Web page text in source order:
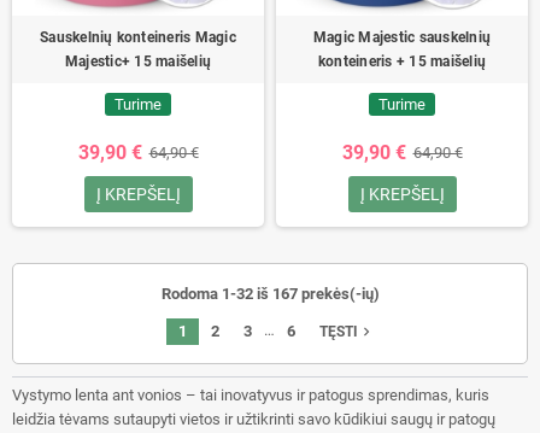
Sauskelnių konteineris Magic
Majestic+ 15 maišelių
Turime
39,90 € 64,90 €
Į KREPŠELĮ
Magic Majestic sauskelnių
konteineris + 15 maišelių
Turime
39,90 € 64,90 €
Į KREPŠELĮ
Rodoma 1-32 iš 167 prekės(-ių)
1 2 3 … 6 TĘSTI navigate_next
Vystymo lenta ant vonios – tai inovatyvus ir patogus sprendimas, kuris
leidžia tėvams sutaupyti vietos ir užtikrinti savo kūdikiui saugų ir patogų